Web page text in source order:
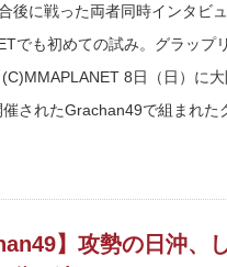
後に戦った両者同時インタビュ
でも初めての試み。グラップ
8日（日）に
されたGrachan49で組まれた
】攻勢の日沖、